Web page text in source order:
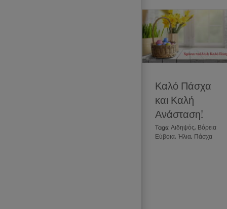
Καλό Πάσχα και
Καλή Ανάσταση!
Καλό Πάσχα
και Καλή
Ανάσταση!
Tags: Αιδηψός, Βόρεια
Εύβοια, Ήλια, Πάσχα